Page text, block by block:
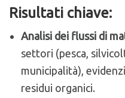
Risultati chiave:
Analisi dei flussi di
settori (pesca,
municipalità),
residui organici.